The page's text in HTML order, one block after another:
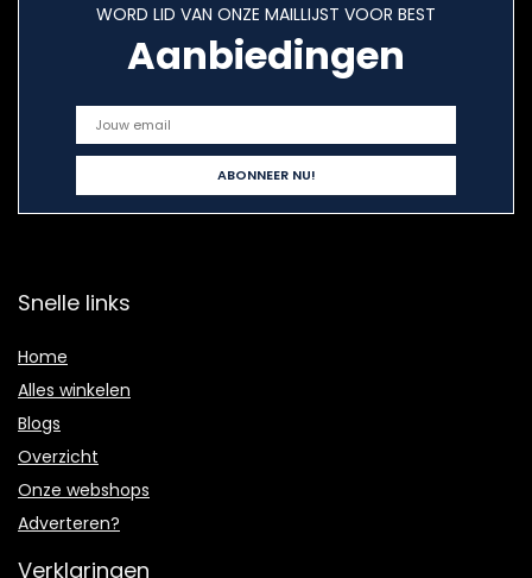
WORD LID VAN ONZE MAILLIJST VOOR BEST
Aanbiedingen
Snelle links
Home
Alles winkelen
Blogs
Overzicht
Onze webshops
Adverteren?
Verklaringen